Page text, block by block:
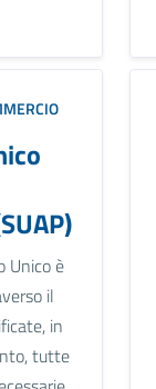
Unico è
il
in
tutte